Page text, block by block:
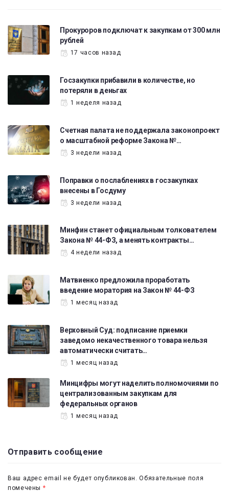
Прокуроров подключат к закупкам от 300 млн
рублей
17 часов назад
Госзакупки прибавили в количестве, но
потеряли в деньгах
1 неделя назад
Счетная палата не поддержала законопроект
о масштабной реформе Закона №…
3 недели назад
Поправки о послаблениях в госзакупках
внесены в Госдуму
3 недели назад
Минфин станет официальным толкователем
Закона № 44-ФЗ, а менять контракты…
4 недели назад
Матвиенко предложила проработать
введение моратория на Закон № 44-ФЗ
1 месяц назад
Верховный Суд: подписание приемки
заведомо некачественного товара нельзя
автоматически считать…
1 месяц назад
Минцифры могут наделить полномочиями по
централизованным закупкам для
федеральных органов
1 месяц назад
Отправить сообщение
Ваш адрес email не будет опубликован.
Обязательные поля
помечены *